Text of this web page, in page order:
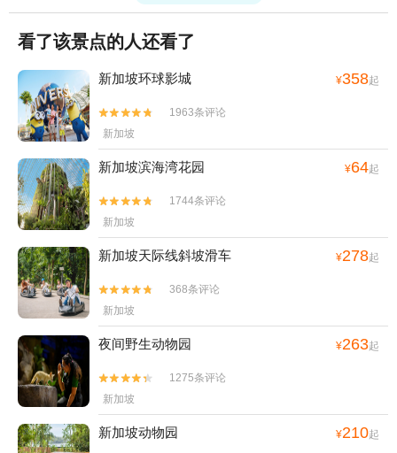
看了该景点的人还看了
新加坡环球影城 ¥358起


1963条评论
新加坡
新加坡滨海湾花园 ¥64起


1744条评论
新加坡
新加坡天际线斜坡滑车 ¥278起


368条评论
新加坡
夜间野生动物园 ¥263起


1275条评论
新加坡
新加坡动物园 ¥210起